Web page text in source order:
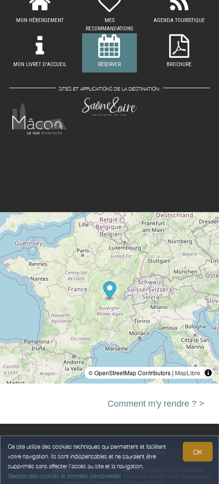
Ce site utilise des cookies techniques qui permettent et facilitent
votre navigation. Ils sont indispensables et ne sauraient être
supprimés sans affecter l’accès au site et la navigation.
Gestion des cookies et données personnelles
OK
MON HÉBERGEMENT
MES
RECOMMANDATIONS
AGENDA TOURISTIQUE
MON LIVRET D'ACCUEIL RÉSERVER BROCHURE
SITES ET APPLICATIONS DE LA DESTINATION:
© OpenStreetMap Contributors | MapLibre
Comment m'y rendre ? >
Mentions légales
Données Personnelles
Conditions Générales de Vente
Propulsé par
,services destinésaux hébergeurs et prestataires
touristiques,en partenariat avecOffice de Tourisme Mâcon Sud-Bourgogne